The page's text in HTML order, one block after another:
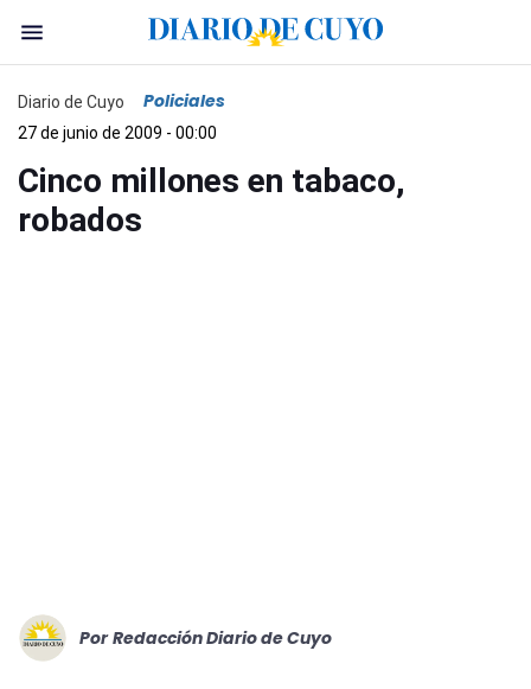
Diario de Cuyo Policiales
27 de junio de 2009 - 00:00
Cinco millones en tabaco,
robados
Por Redacción Diario de Cuyo